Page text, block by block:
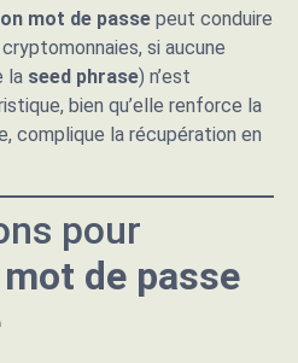
mot de passe peut conduire
si aucune
la seed phrase) n’est
bien qu’elle renforce la
complique la récupération en
pour
mot de passe